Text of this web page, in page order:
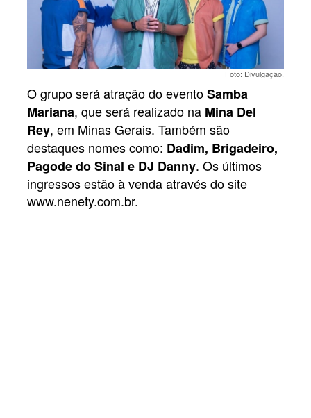
Foto: Divulgação.
O grupo será atração do eventoSamba
Mariana, que será realizado na Mina Del
Rey, em Minas Gerais. Também são
destaques nomes como: Dadim, Brigadeiro,
Pagode do Sinal e DJ Danny. Os últimos
ingressos estão à venda através do site
www.nenety.com.br.